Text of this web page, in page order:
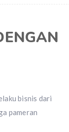
bisnis dari
pameran